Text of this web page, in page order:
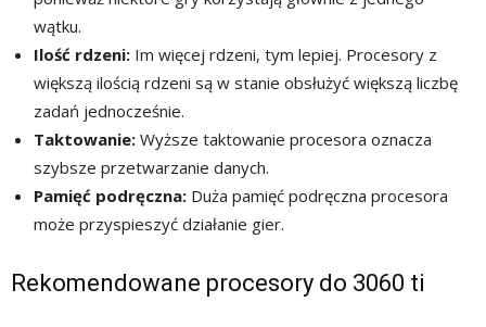
wątku.
Ilość rdzeni: Im więcej rdzeni, tym lepiej. Procesory z
większą ilością rdzeni są w stanie obsłużyć większą liczbę
zadań jednocześnie.
Taktowanie: Wyższe taktowanie procesora oznacza
szybsze przetwarzanie danych.
Pamięć podręczna: Duża pamięć podręczna procesora
może przyspieszyć działanie gier.
Rekomendowane procesory do 3060 ti